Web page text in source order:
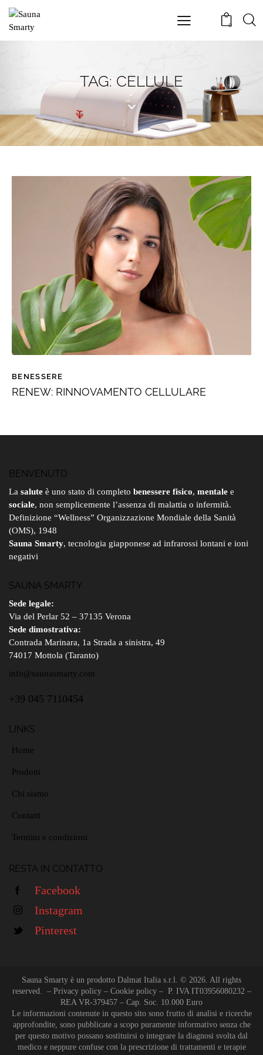
0
TAG: CELLULE
BENESSERE
RENEW: RINNOVAMENTO CELLULARE
BENVENUTO
La salute è uno stato di completo benessere fisico, mentale e
sociale, non semplicemente l’assenza di malattia o infermità.
Definizione “Wellness” Organizzazione Mondiale della Sanità
(OMS), 1948
Sauna Smarty, tecnologia giapponese ad infrarossi lontani e ioni
negativi
SAUNA SMARTY
Sede legale:
Via del Perlar 52 – 37135 Verona
Sede dimostrativa:
Contrada Marinara, 1a Strada a sinistra, 49
74017 Mottola (Taranto)
info@saunasmarty.com
+39 045 7110454
LINKS
Home
Prodotti
Chi siamo
Contatti
Termini e condizioni
RESTA IN CONTATTO
Facebook
Instagram
Pinterest
Sauna Smarty è un prodotto Dalmat Italia s.r.l. © 2026. All rights
reserved. – Privacy policy– Cookie policy– P. IVA IT03956080232 –
REA VR-379457 – Cap. Soc. 10.000 Euro
Le informazioni contenute in questo sito sono frutto di analisi e ricerche
approfondite, sono pubblicate a scopo puramente informativo senza che
per questo motivo possano sostituirsi o integrare la diagnosi svolta dal
medico e neppure confuse con la prescrizione di trattamenti e terapie